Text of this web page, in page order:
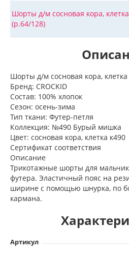
Шорты д/м сосновая кора, клетка
(р.64/128)
Шорты д/м сосновая кора, клетка
Бренд: CROCKID
Состав: 100% хлопок
Сезон: осень-зима
Тип ткани: Футер-петля
Коллекция: №490 Бурый мишка
Цвет: сосновая кора, клетка к490
Сертификат соответствия
Описание
Трикотажные шорты для
футера. Эластичный пояс на
ширине с помощью шнурка, по
кармана.
Артикул